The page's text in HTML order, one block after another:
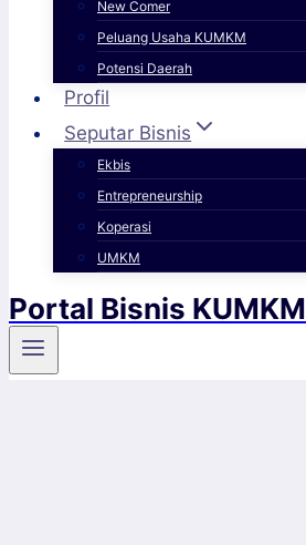
New Comer
Peluang Usaha KUMKM
Potensi Daerah
Profil
Seputar Bisnis
Ekbis
Entrepreneurship
Koperasi
UMKM
Portal Bisnis KUMKM